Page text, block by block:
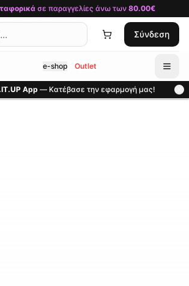
περιεχόμενο
σε παραγγελίες άνω των 80.00€
Σύνδεση
e-shop Outlet
App — Κατέβασε την εφαρμογή μας!